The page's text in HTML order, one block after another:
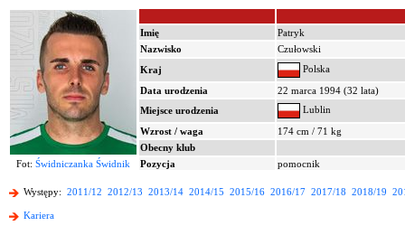
Imię
Patryk
Nazwisko
Czułowski
Kraj
Polska
Data urodzenia
22 marca 1994 (32 lata)
Miejsce urodzenia
Lublin
Wzrost / waga
174 cm / 71 kg
Obecny klub
Fot: Świdniczanka Świdnik Pozycja pomocnik
Występy: 2011/12 2012/13 2013/14 2014/15 2015/16 2016/17 2017/18 2018/19
Kariera